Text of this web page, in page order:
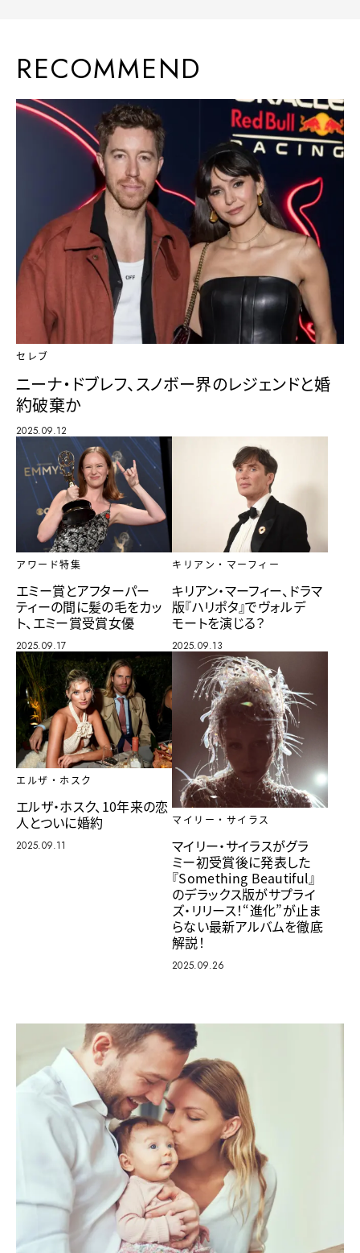
RECOMMEND
セレブ
ニーナ・ドブレフ、スノボー界のレジェンドと婚
約破棄か
2025.09.12
アワード特集
エミー賞とアフターパー
ティーの間に髪の毛をカッ
ト、エミー賞受賞女優
2025.09.17
キリアン・マーフィー
キリアン・マーフィー、ドラマ
版『ハリポタ』でヴォルデ
モートを演じる？
2025.09.13
エルザ・ホスク
エルザ・ホスク、10年来の恋
人とついに婚約
2025.09.11
マイリー・サイラス
マイリー・サイラスがグラ
ミー初受賞後に発表した
『Something Beautiful』
のデラックス版がサプライ
ズ・リリース！“進化”が止ま
らない最新アルバムを徹底
解説！
2025.09.26